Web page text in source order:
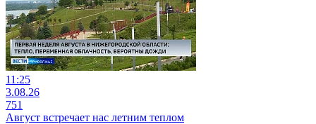
11:25
3.08.26
751
Август встречает нас летним теплом